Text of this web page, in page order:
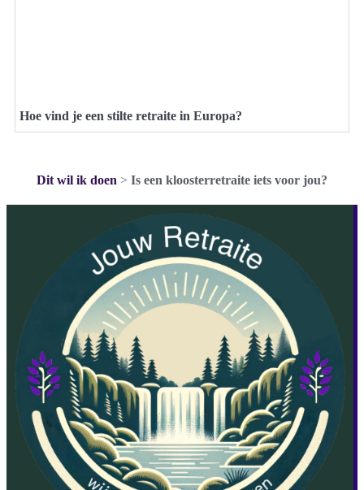
Hoe vind je een stilte retraite in Europa?
Dit wil ik doen > Is een kloosterretraite iets voor jou?